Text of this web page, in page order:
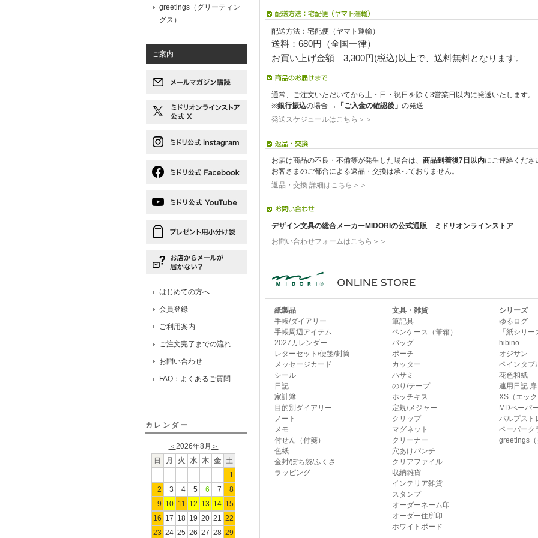
greetings（グリーティン
グス）
ご案内
はじめての方へ
会員登録
ご利用案内
ご注文完了までの流れ
お問い合わせ
FAQ：よくあるご質問
カレンダー
＜ 2026年8月 ＞
日
月 火 水 木 金
土
1
2
3 4 5 6 7
8
9 10 11 12 13 14 15
16 17 18 19 20 21
22
23 24 25 26 27 28 29
配送方法：宅配便（ヤマト運輸）
送料：680円（全国一律）
お買い上げ金額 3,300円(税込)以上で、送料無料となります。
通常、ご注文いただいてから土・日・祝日を除く3営業日以内に発送いたします。
※銀行振込の場合 → 「ご入金の確認後」 の発送
発送スケジュールはこちら＞＞
お届け商品の不良・不備等が発生した場合は、 商品到着後7日以内にご連絡くださ
お客さまのご都合による返品・交換は承っておりません。
返品・交換 詳細はこちら＞＞
デザイン文具の総合メーカーMIDORIの公式通販 ミドリオンラインストア
お問い合わせフォームはこちら＞＞
紙製品
手帳/ダイアリー
手帳周辺アイテム
2027カレンダー
レターセット/便箋/封筒
メッセージカード
シール
日記
家計簿
目的別ダイアリー
ノート
メモ
付せん（付箋）
色紙
金封/ぽち袋/ふくさ
ラッピング
文具・雑貨
筆記具
ペンケース（筆箱）
バッグ
ポーチ
カッター
ハサミ
のり/テープ
ホッチキス
定規/メジャー
クリップ
マグネット
クリーナー
穴あけパンチ
クリアファイル
収納雑貨
インテリア雑貨
スタンプ
オーダーネーム印
オーダー住所印
ホワイトボード
シリーズ
ゆるログ
「紙シリー
hibino
オジサン
ペインタブ
花色和紙
連用日記 扉
XS（エッ
MDペーパ
パルプスト
ペーパーク
greetings